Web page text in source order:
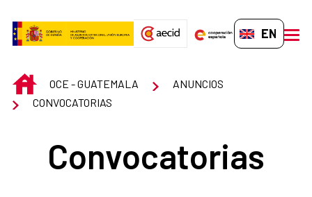
EN-GB
INICIOOCE - GUATEMALA
ANUNCIOS
CONVOCATORIAS
Convocatorias